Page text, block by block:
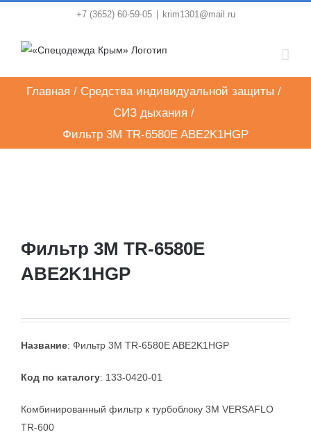
content
+7 (3652) 60-59-05 krim1301@mail.ru
Главная / Средства индивидуальной защиты /
СИЗ дыхания /
Фильтр 3M TR-6580E ABE2K1HGP
Фильтр 3M TR-6580E
ABE2K1HGP
Название: Фильтр 3M TR-6580E ABE2K1HGP
Код по каталогу: 133-0420-01
Комбинированный фильтр к турбоблоку 3M VERSAFLO
TR-600